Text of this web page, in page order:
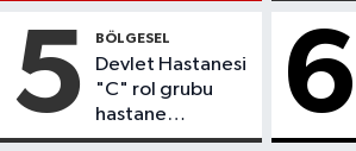
5 BÖLGESEL
Devlet Hastanesi
"C" rol grubu
hastane
statüsüne
6